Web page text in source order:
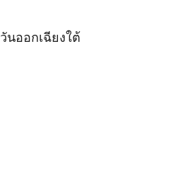
นออกเฉียงใต้